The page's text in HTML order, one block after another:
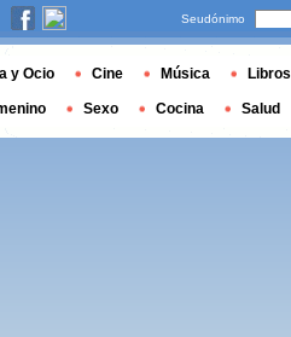
Seudónimo
y Ocio Cine Música Libros
Sexo Cocina Salud